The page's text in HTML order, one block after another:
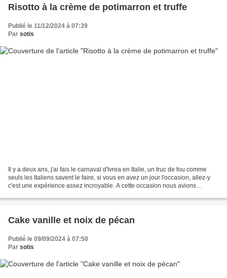
Risotto à la crème de potimarron et truffe
Publié le 11/12/2024 à 07:39
Par sotis
Il y a deux ans, j'ai fais le carnaval d'Ivrea en Italie, un truc de fou comme
seuls les Italiens savent le faire, si vous en avez un jour l'occasion, allez-y
c'est une expérience assez incroyable. A cette occasion nous avions
Cake vanille et noix de pécan
Publié le 09/09/2024 à 07:50
Par sotis